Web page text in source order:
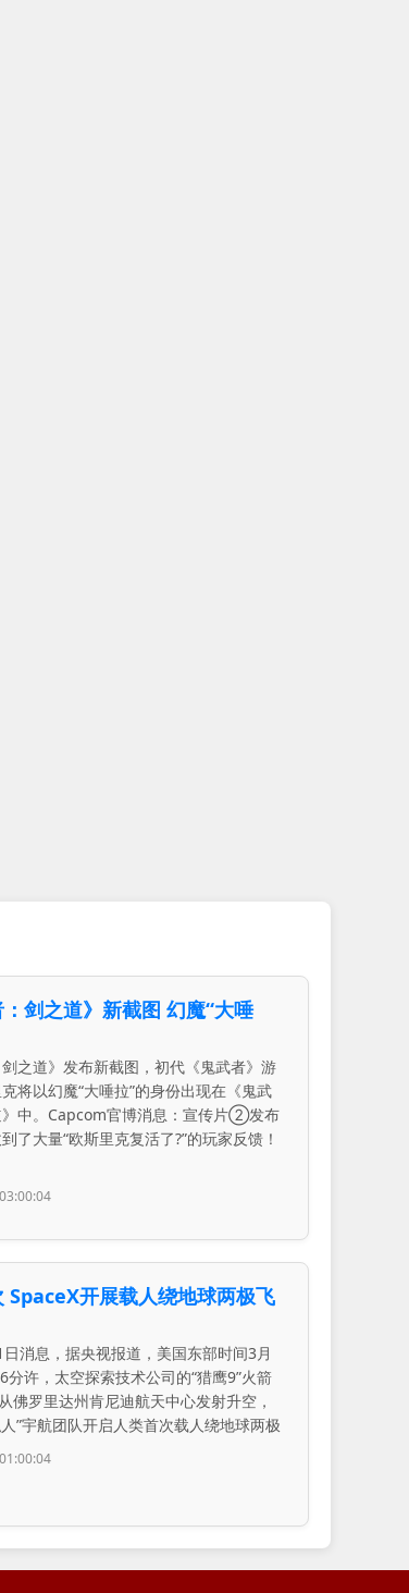
：剑之道》新截图 幻魔“大唾
剑之道》发布新截图，初代《鬼武者》游
将以幻魔“大唾拉”的身份出现在《鬼武
》中。Capcom官博消息：宣传片②发布
了大量“欧斯里克复活了?”的玩家反馈！
SpaceX开展载人绕地球两极飞
消息，据央视报道，美国东部时间3月
分许，太空探索技术公司的“猎鹰9”火箭
佛罗里达州肯尼迪航天中心发射升空，
”宇航团队开启人类首次载人绕地球两极